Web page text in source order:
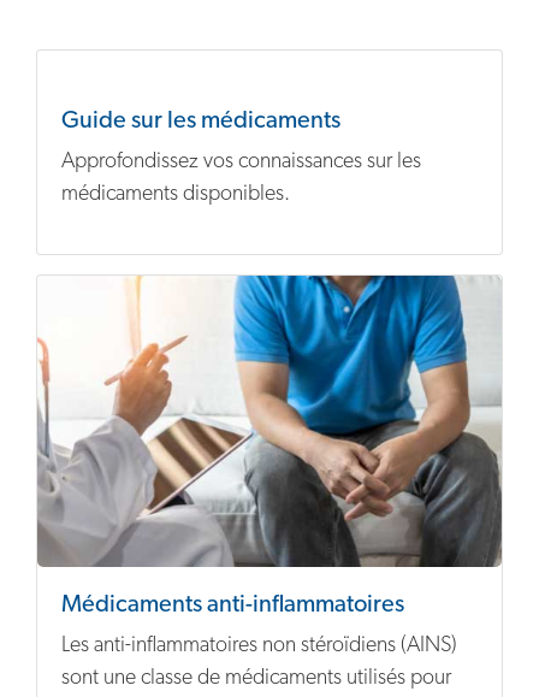
Guide sur les médicaments
Approfondissez vos connaissances sur les
médicaments disponibles.
Médicaments anti-inflammatoires
Les anti-inflammatoires non stéroïdiens (AINS)
sont une classe de médicaments utilisés pour